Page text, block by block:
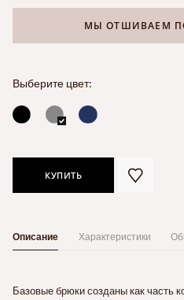
МЫ ОТШИВАЕМ
Выберите цвет:
КУПИТЬ
Описание Характеристики
Базовые брюки созданы как часть